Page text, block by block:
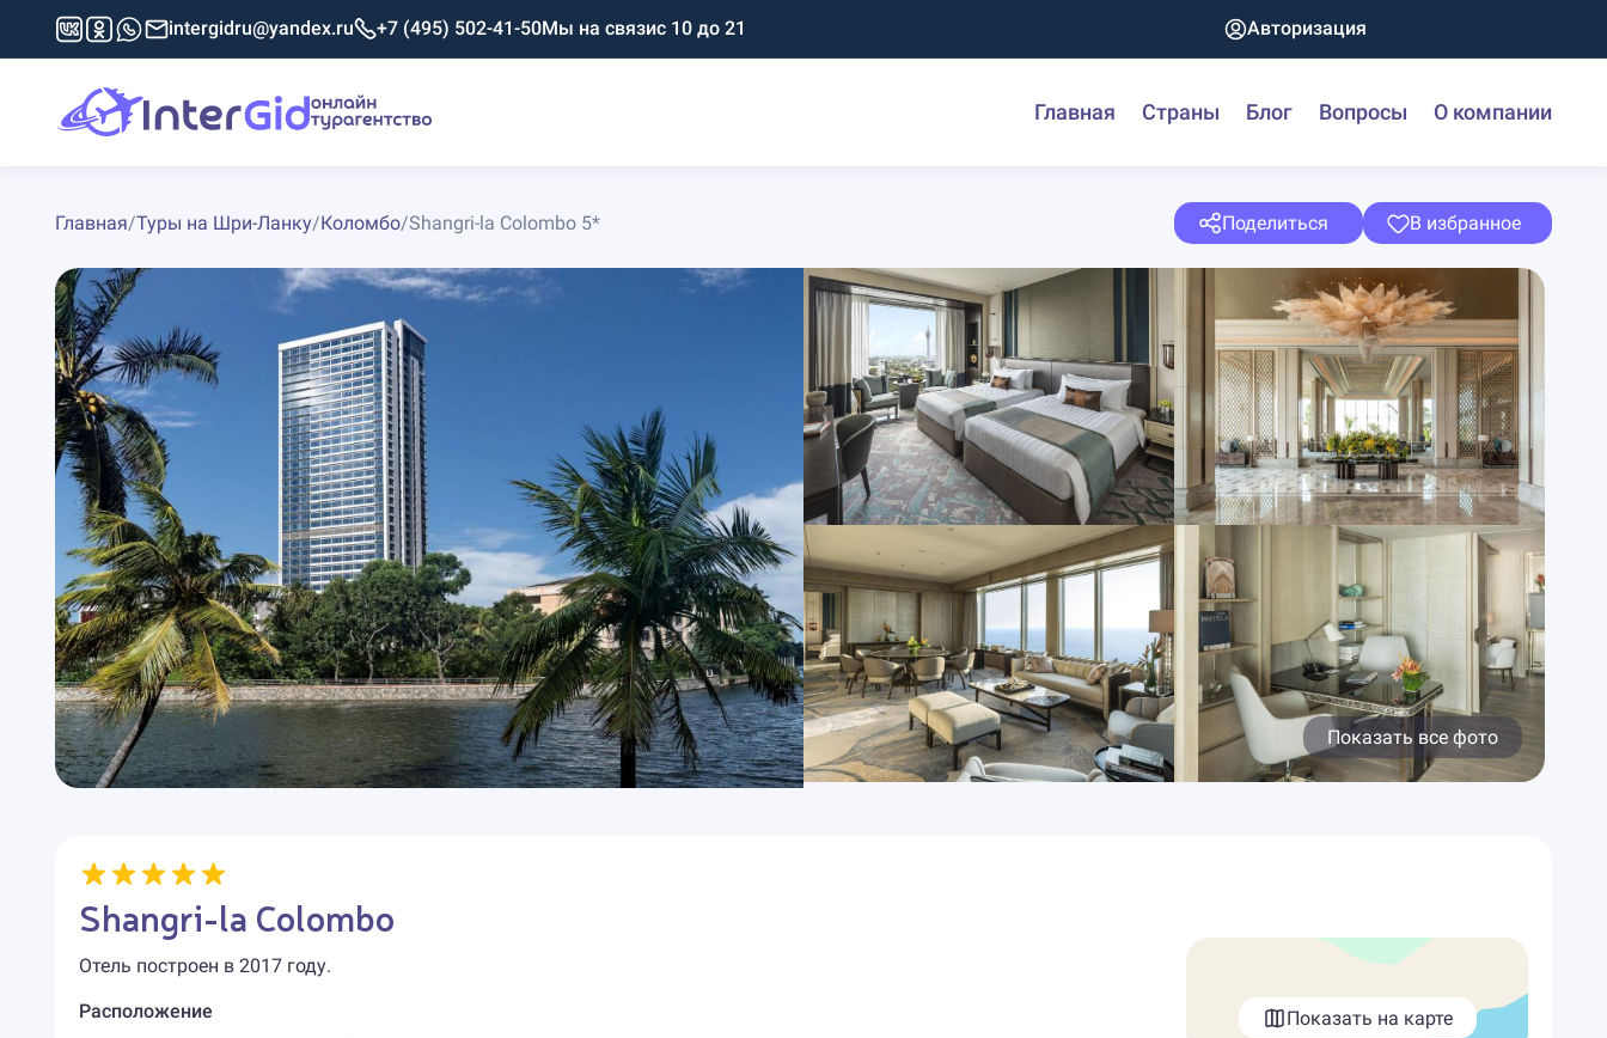
intergidru@yandex.ru +7 (495) 502-41-50Мы на связис 10 до 21 Авторизация
Главная Страны Блог Вопросы О компании
Главная/Туры на Шри-Ланку/Коломбо/Shangri-la Colombo 5* Поделиться В избранное
Показать все фото
Shangri-la Colombo
Отель построен в 2017 году.
Расположение
Показать на карте